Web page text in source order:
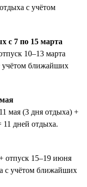
с учётом
с 7 по 15 марта
10–13 марта
учётом ближайших
мая (3 дня отдыха) +
11 дней отдыха.
отпуск 15–19 июня
с учётом ближайших